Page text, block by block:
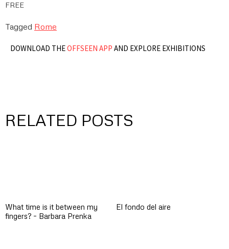
FREE
Tagged Rome
DOWNLOAD THEOFFSEEN APP AND EXPLORE EXHIBITIONS
RELATED POSTS
What time is it between my
fingers? – Barbara Prenka
El fondo del aire